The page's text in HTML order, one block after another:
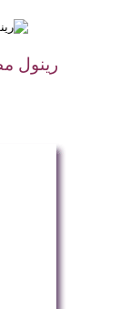
رينول مطهر 500